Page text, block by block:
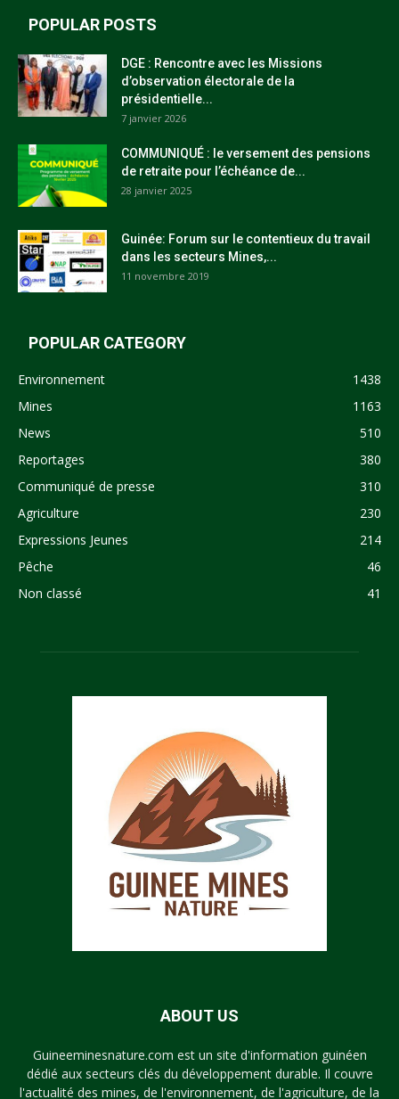
POPULAR POSTS
DGE : Rencontre avec les Missions
d’observation électorale de la
présidentielle...
7 janvier 2026
COMMUNIQUÉ : le versement des pensions
de retraite pour l’échéance de...
28 janvier 2025
Guinée: Forum sur le contentieux du travail
dans les secteurs Mines,...
11 novembre 2019
POPULAR CATEGORY
Environnement
1438
Mines
1163
News
510
Reportages
380
Communiqué de presse
310
Agriculture
230
Expressions Jeunes
214
Pêche
46
Non classé
41
ABOUT US
Guineeminesnature.com est un site d'information guinéen
dédié aux secteurs clés du développement durable. Il couvre
l'actualité des mines, de l'environnement, de l'agriculture, de la